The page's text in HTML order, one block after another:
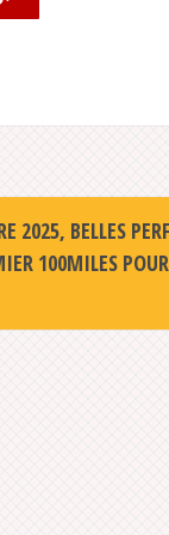
2025, BELLES
100MILES POUR